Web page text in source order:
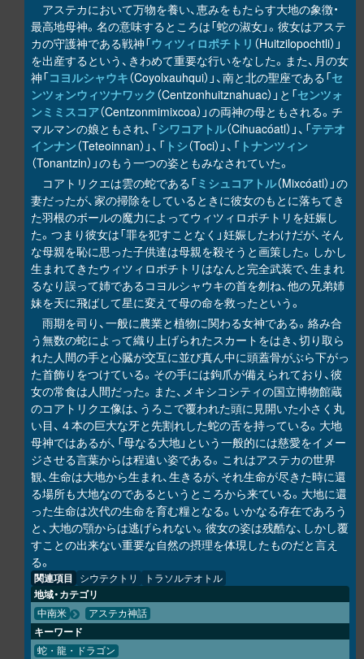
アステカにおいて万物を養い、恵みをもたらす大地の象徴・
最高地母神。名の意味するところは「蛇の淑女」。彼女はアステ
カの守護神である戦神「ウィツィロポチトリ （Huitzilopochtli）」
を出産するという、きわめて重要な行いをなした。また、月の女
神「コヨルシャウキ（Coyolxauhqui）」、南と北の聖座である「セ
ンツォンウィツナワック （Centzonhuitznahuac）」と「センツォ
ンミミスコア（Centzonmimixcoa）」の両神の母ともされる。チ
マルマンの娘ともされ、「シワコアトル（Cihuacóatl）」、「テテオ
インナン（Teteoinnan）」、「 トシ（Toci）」、「 トナンツィン
（Tonantzin）」のもう一つの姿ともみなされていた。
コアトリクエは雲の蛇である「ミシュコアトル（Mixcóatl）」の
妻だったが、家の掃除をしているときに彼女のもとに落ちてき
た羽根のボールの魔力によってウィツィロポチトリを妊娠し
た。つまり彼女は「罪を犯すことなく」妊娠したわけだが、そん
な母親を恥に思った子供達は母親を殺そうと画策した。しかし
生まれてきたウィツィロポチトリはなんと完全武装で、生まれ
るなり誤って姉であるコヨルシャウキの首を刎ね、他の兄弟姉
妹を天に飛ばして星に変えて母の命を救ったという。
雨期を司り、一般に農業と植物に関わる女神である。絡み合
う無数の蛇によって織り上げられたスカートをはき、切り取ら
れた人間の手と心臓が交互に並び真ん中に頭蓋骨がぶら下がっ
た首飾りをつけている。その手には鉤爪が備えられており、彼
女の常食は人間だった。また、メキシコシティの国立博物館蔵
のコアトリクエ像は、うろこで覆われた頭に見開いた小さく丸
い目、４本の巨大な牙と先割れした蛇の舌を持っている。大地
母神ではあるが、「母なる大地」という一般的には慈愛をイメー
ジさせる言葉からは程遠い姿である。これはアステカの世界
観、生命は大地から生まれ、生きるが、それ生命が尽きた時に還
る場所も大地なのであるというところから来ている。大地に還
った生命は次代の生命を育む糧となる。いかなる存在であろう
と、大地の顎からは逃げられない。彼女の姿は残酷な、しかし覆
すことの出来ない重要な自然の摂理を体現したものだと言え
る。
関連項目 シウテクトリ トラソルテオトル
地域・カテゴリ
中南米 アステカ神話
キーワード
蛇・龍・ドラゴン